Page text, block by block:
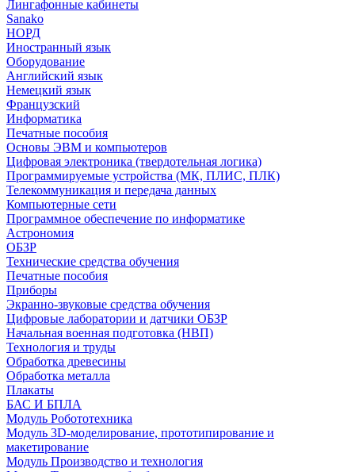
Лингафонные кабинеты
Sanako
НОРД
Иностранный язык
Оборудование
Английский язык
Немецкий язык
Французский
Информатика
Печатные пособия
Основы ЭВМ и компьютеров
Цифровая электроника (твердотельная логика)
Программируемые устройства (МК, ПЛИС, ПЛК)
Телекоммуникация и передача данных
Компьютерные сети
Программное обеспечение по информатике
Астрономия
ОБЗР
Технические средства обучения
Печатные пособия
Приборы
Экранно-звуковые средства обучения
Цифровые лаборатории и датчики ОБЗР
Начальная военная подготовка (НВП)
Технология и труды
Обработка древесины
Обработка металла
Плакаты
БАС И БПЛА
Модуль Робототехника
Модуль 3D-моделирование, прототипирование и
макетирование
Модуль Производство и технология